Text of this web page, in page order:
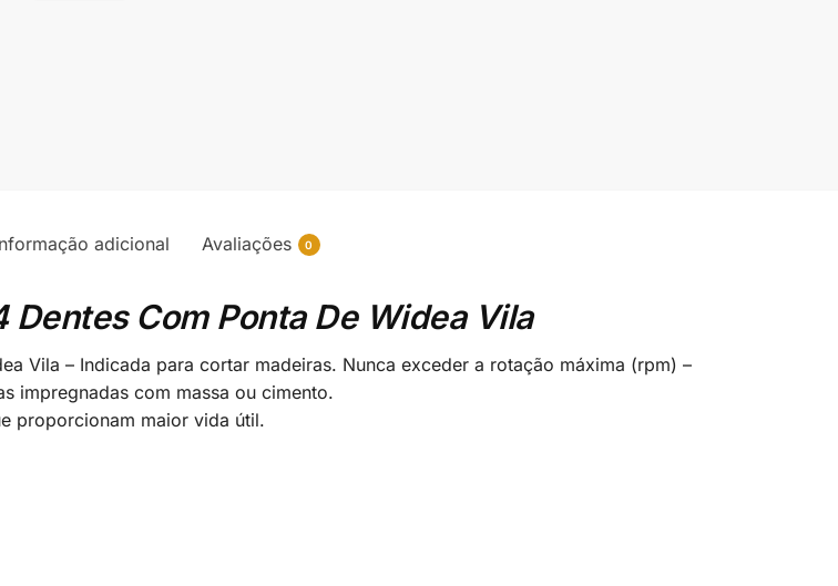
adicional Avaliações 0
Com Ponta De Widea Vila
Vila – Indicada para cortar madeiras. Nunca exceder a rotação máxima (rpm) –
impregnadas com massa ou cimento.
proporcionam maior vida útil.